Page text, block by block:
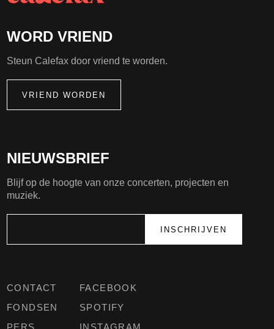
CONTACT
FONDSEN
PERS
FACEBOOK
SPOTIFY
INSTAGRAM
NIEUWSBRIEF
Blijf op de hoogte van onze concerten, projecten en
muziek.
WORD VRIEND
Steun Calefax door vriend te worden.
VRIEND WORDEN